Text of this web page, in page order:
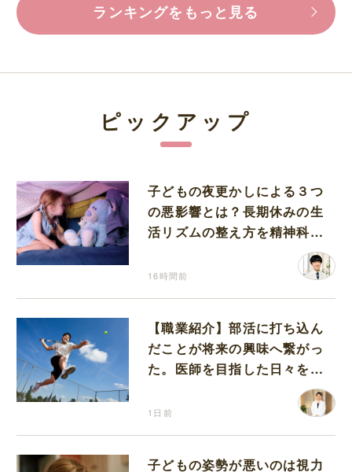
ランキングをもっと見る
ピックアップ
子どもの夜更かしによる３つ
の悪影響とは？長期休みの生
活リズムの整え方を精神科医
16時間前
【職業紹介】部活に打ち込ん
だことが将来の興味へ繋がっ
た。医師を目指した日々を振
1日前
子どもの姿勢が悪いのは視力